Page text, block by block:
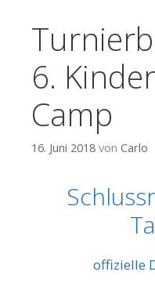
6.
Camp
16. Juni 2018 von Carlo
offizielle